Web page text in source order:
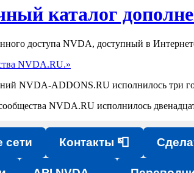
каталог
доступа NVDA, доступный в
NVDA.RU.»
NVDA-ADDONS.RU исполнилось три
NVDA.RU исполнилось
сети Контакты 📮